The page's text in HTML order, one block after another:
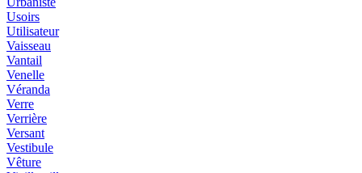
Usoirs
Utilisateur
Vaisseau
Vantail
Venelle
Véranda
Verre
Verrière
Versant
Vestibule
Vêture